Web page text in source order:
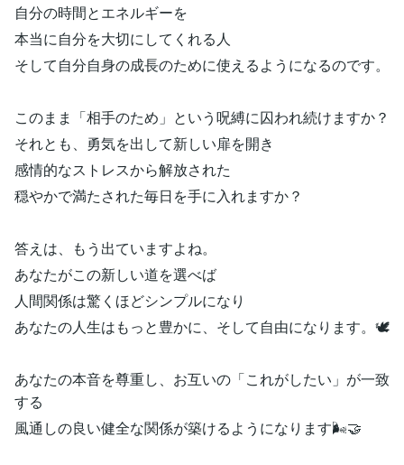
自分の時間とエネルギーを
本当に自分を大切にしてくれる人
そして自分自身の成長のために使えるようになるのです。
このまま「相手のため」という呪縛に囚われ続けますか？
それとも、勇気を出して新しい扉を開き
感情的なストレスから解放された
穏やかで満たされた毎日を手に入れますか？
答えは、もう出ていますよね。
あなたがこの新しい道を選べば
人間関係は驚くほどシンプルになり
あなたの人生はもっと豊かに、そして自由になります。🕊️
あなたの本音を尊重し、お互いの「これがしたい」が一致
する
風通しの良い健全な関係が築けるようになります🌬️🤝